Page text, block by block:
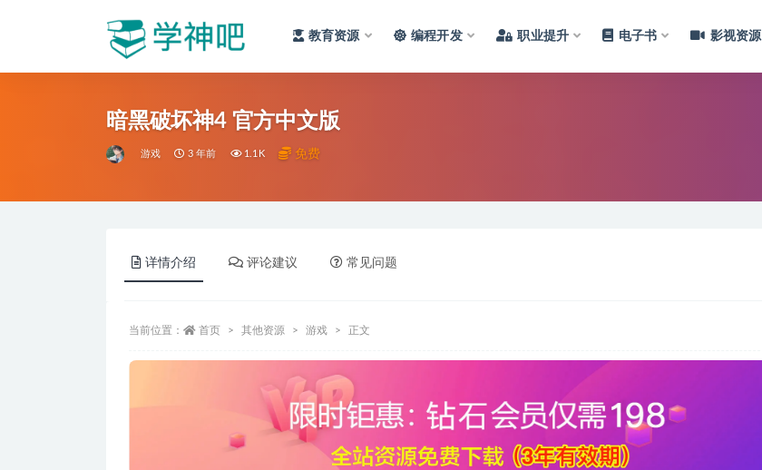
教育资源 编程开发 职业提升 电子书 影视资源
暗黑破坏神4 官方中文版
游戏 3 年前 1.1K 免费
详情介绍 评论建议 常见问题
当前位置： 首页 其他资源 游戏 正文